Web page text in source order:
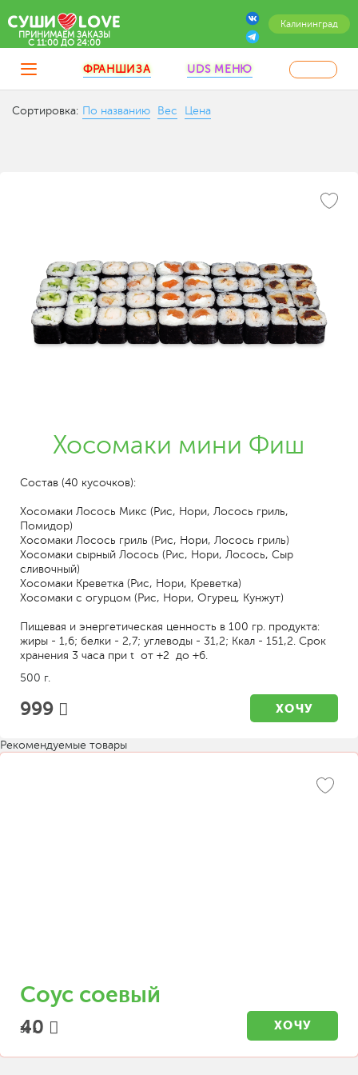
Калининград
ПРИНИМАЕМ ЗАКАЗЫ
C 11:00 ДО 24:00
ФРАНШИЗА UDS МЕНЮ
Сортировка: По названию Вес Цена
Хосомаки мини Фиш
Состав (40 кусочков):
Хосомаки Лосось Микс (Рис, Нори, Лосось гриль,
Помидор)
Хосомаки Лосось гриль (Рис, Нори, Лосось гриль)
Хосомаки сырный Лосось (Рис, Нори, Лосось, Сыр
сливочный)
Хосомаки Креветка (Рис, Нори, Креветка)
Хосомаки с огурцом (Рис, Нори, Огурец, Кунжут)
Пищевая и энергетическая ценность в 100 гр. продукта:
жиры - 1,6; белки - 2,7; углеводы - 31,2; Ккал - 151,2. Срок
хранения 3 часа при t от +2 до +6.
500 г.
999 ХОЧУ
Рекомендуемые товары
Соус соевый
30 г.
40 ХОЧУ